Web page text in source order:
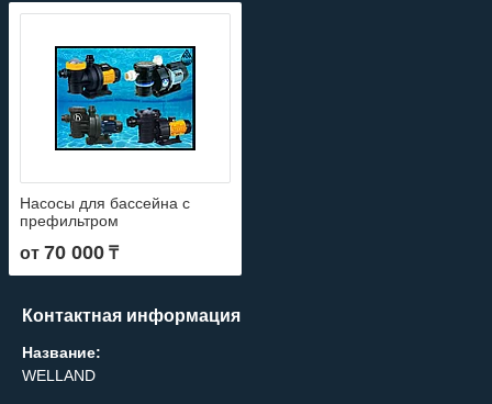
Насосы для бассейна c
префильтром
от 70 000 ₸
Контактная информация
Название:
WELLAND